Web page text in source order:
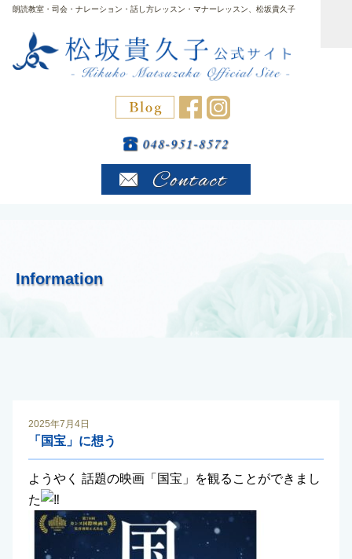
朗読教室・司会・ナレーション・話し方レッスン・マナーレッスン、松坂貴久子
Information
2025年7月4日
「国宝」に想う
ようやく 話題の映画「国宝」を観ることができまし
た